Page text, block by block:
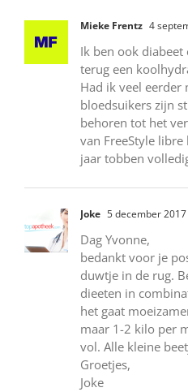
Mieke Frentz 4
Ik ben ook
terug een
Had ik veel eerder
bloedsuikers zijn
behoren tot het
van FreeStyle
jaar tobben
Joke 5 december 2017
Dag Yvonne,
bedankt voor je
duwtje in de rug.
dieeten in
het gaat
maar 1-2 kilo per
vol. Alle kleine
Groetjes,
Joke